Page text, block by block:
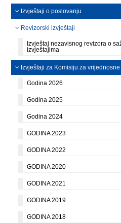
Izvještaji o poslovanju
Revizorski izvještaji
Izvještaj nezavisnog revizora o
izvještajima
Izvještaji za Komisiju za
Godina 2026
Godina 2025
Godina 2024
GODINA 2023
GODINA 2022
GODINA 2020
GODINA 2021
GODINA 2019
GODINA 2018